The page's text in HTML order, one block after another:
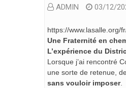
ADMIN 03/12/
https://www.lasalle.org/
Une Fraternité en
L’expérience du
Lorsque j’ai rencontré
une sorte de retenue,
sans vouloir imposer.